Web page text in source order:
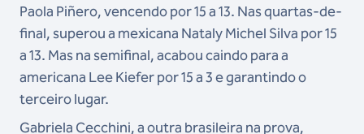
Paola Piñero, vencendo por 15 a 13. Nas quartas-de-
final, superou a mexicana Nataly Michel Silva por 15
a 13. Mas na semifinal, acabou caindo para a
americana Lee Kiefer por 15 a 3 e garantindo o
terceiro lugar.
Gabriela Cecchini, a outra brasileira na prova,